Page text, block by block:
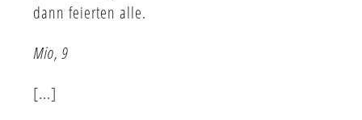
dann feierten alle.
Mio, 9
[...]